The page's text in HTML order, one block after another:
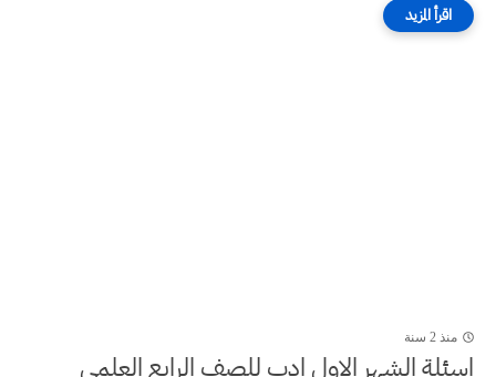
منذ 2 سنة
اسئلة الشهر الاول ادب للصف الرابع العلمي